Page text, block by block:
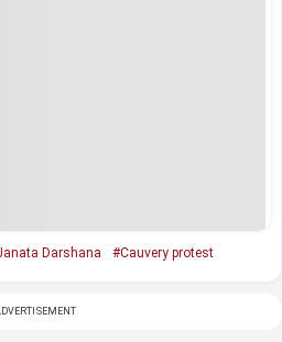
Darshana #Cauvery protest